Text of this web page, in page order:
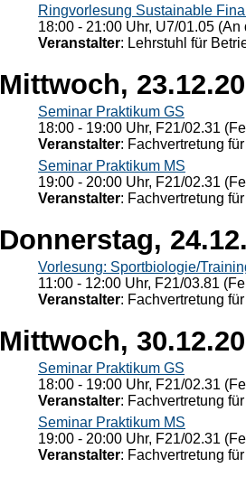
Ringvorlesung Sustainable
18:00 - 21:00 Uhr, U7/01.05
Veranstalter: Lehrstuhl für
Mittwoch,
Seminar Praktikum GS
18:00 - 19:00 Uhr, F21/02.31
Veranstalter: Fachvertretung
Seminar Praktikum MS
19:00 - 20:00 Uhr, F21/02.31
Veranstalter: Fachvertretung
Donnerstag,
Vorlesung: Sportbiologie/
11:00 - 12:00 Uhr, F21/03.81
Veranstalter: Fachvertretung
Mittwoch,
Seminar Praktikum GS
18:00 - 19:00 Uhr, F21/02.31
Veranstalter: Fachvertretung
Seminar Praktikum MS
19:00 - 20:00 Uhr, F21/02.31
Veranstalter: Fachvertretung